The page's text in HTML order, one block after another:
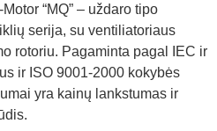
“MQ” – uždaro tipo
serija, su ventiliatoriaus
rotoriu. Pagaminta pagal IEC ir
ir ISO 9001-2000 kokybės
yra kainų lankstumas ir